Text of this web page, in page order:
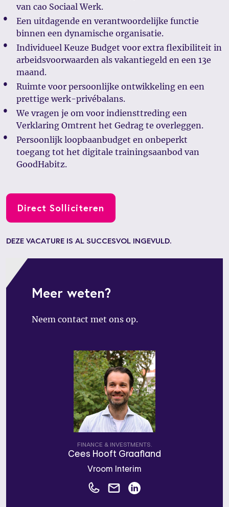
van cao Sociaal Werk.
Een uitdagende en verantwoordelijke functie
binnen een dynamische organisatie.
Individueel Keuze Budget voor extra flexibiliteit in
arbeidsvoorwaarden als vakantiegeld en een 13e
maand.
Ruimte voor persoonlijke ontwikkeling en een
prettige werk-privébalans.
We vragen je om voor indiensttreding een
Verklaring Omtrent het Gedrag te overleggen.
Persoonlijk loopbaanbudget en onbeperkt
toegang tot het digitale trainingsaanbod van
GoodHabitz.
Direct Solliciteren
DEZE VACATURE IS AL SUCCESVOL INGEVULD.
Meer weten?
Neem contact met ons op.
FINANCE & INVESTMENTS.
Cees Hooft Graafland
Vroom Interim